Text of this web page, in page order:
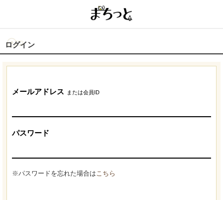
ログイン
メールアドレス または会員ID
パスワード
※パスワードを忘れた場合はこちら